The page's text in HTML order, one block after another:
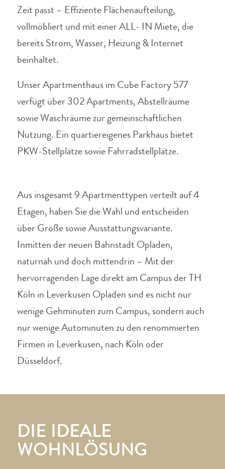
Zeit passt – Effiziente Flächenaufteilung,
vollmöbliert und mit einer ALL- IN Miete, die
bereits Strom, Wasser, Heizung & Internet
beinhaltet.
Unser Apartmenthaus im Cube Factory 577
verfügt über 302 Apartments, Abstellräume
sowie Waschräume zur gemeinschaftlichen
Nutzung. Ein quartiereigenes Parkhaus bietet
PKW-Stellplätze sowie Fahrradstellplätze.
Aus insgesamt 9 Apartmenttypen verteilt auf 4
Etagen, haben Sie die Wahl und entscheiden
über Größe sowie Ausstattungsvariante.
Inmitten der neuen Bahnstadt Opladen,
naturnah und doch mittendrin – Mit der
hervorragenden Lage direkt am Campus der TH
Köln in Leverkusen Opladen sind es nicht nur
wenige Gehminuten zum Campus, sondern auch
nur wenige Autominuten zu den renommierten
Firmen in Leverkusen, nach Köln oder
Düsseldorf.
DIE IDEALE
WOHNLÖSUNG